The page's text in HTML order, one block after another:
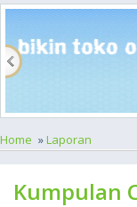
Home »Laporan
Kumpulan